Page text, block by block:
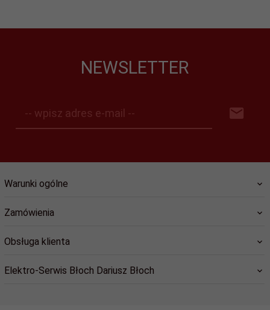
NEWSLETTER
-- wpisz adres e-mail --
Warunki ogólne
Zamówienia
Obsługa klienta
Elektro-Serwis Błoch Dariusz Błoch